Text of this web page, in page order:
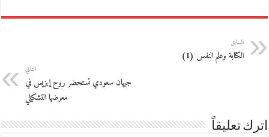
السابق
الكتابة وعلم النفس (1)
التالي
جيهان سعودي تستحضر روح إيزيس في
معرضها التشكيلي
اترك تعليقاً